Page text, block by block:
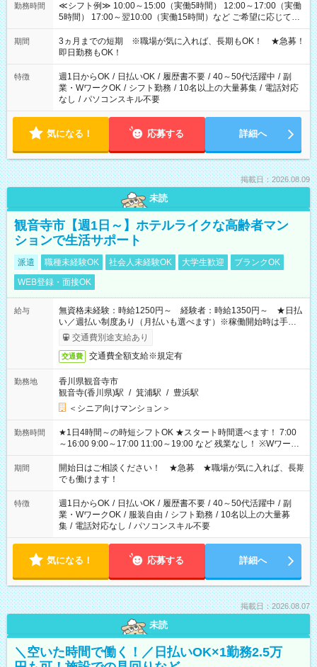
勤務時間
≪シフト例≫ 10:00～15:00（実働5時間） 12:00～17:00（実働
5時間） 17:00～翌10:00（実働15時間）など ご希望に応じて、
働く時間は調整できます！ お気軽に担当へ相談ください！
期間
3ヵ月までの短期 ※職場が気に入れば、長期もOK！ ★急募！
即日勤務もOK！
特徴 週1日からOK / 日払いOK / 履歴書不要 / 40～50代活躍中 / 副
業・WワークOK / シフト勤務 / 10名以上の大量募集 / 電話対応
なし / パソコンスキル不要
気になる！ 応募する 詳細へ
掲載日：2026.08.09
未読
観音寺市【週1日～】ホテルライクな高齢者マン
ションで生活サポート
派遣 職種未経験OK 社会人未経験OK 大学生歓迎
ブランクOK
WEB登録・面接OK
給与
無資格未経験：時給1250円～ 経験者：時給1350円～ ★日払
い／週払い制度あり（月払いも選べます）※稼働開始時は手続き
完了次第のお支払いとなります。
交通費別途支給あり
交通費 交通費全額支給※規定有
勤務地
香川県観音寺市
観音寺(香川県)駅 / 箕浦駅 / 豊浜駅
＜シニア向けマンション＞
勤務時間
★1日4時間～の時短シフトOK ★スタート時間選べます！ 7:00
～16:00 9:00～17:00 11:00～19:00 など 残業なし！ ※Wワーク
の場合、他のお仕事と合わせ週40時間超の就業はご案内できま
せん ※法令に基づき、週20時間以上勤務は社会保険への加入対
象となります ※労働者派遣法（日雇い派遣の原則禁止）によ
り、短時間・短期間の就業はご案内が難しい場合があります
期間
開始日はご相談ください！ ★急募 ★職場が気に入れば、長期
でも働けます！
特徴 週1日からOK / 日払いOK / 履歴書不要 / 40～50代活躍中 / 副
業・WワークOK / 服装自由 / シフト勤務 / 10名以上の大量募
集 / 電話対応なし / パソコンスキル不要
気になる！ 応募する 詳細へ
掲載日：2026.08.07
未読
＼空いた時間で働く！／日払いOK×1勤務2.5万